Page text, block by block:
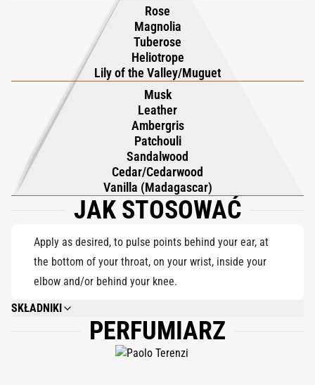
rozwija się bogata kwiatowa harmonia, w której magnolia,
tuberoza, konwalia, róża bułgarska i heliotrop splatają się w
hipnotycznym uścisku. Podstawą kompozycji są szlachetne
drzewa i żywice – australijskie drzewo sandałowe, cedr atlaski,
paczula singapurska i madagaskarska wanilia – wzbogacone
skórą, ambrą i piżmem. Arge to zapach magnetycznego piękna,
alchemia ziemi i nieba, która pozostawia niezapomniany,
świetlisty ślad.
Rose
Magnolia
Tuberose
Heliotrope
Lily of the Valley/Muguet
Musk
Leather
Ambergris
Patchouli
Sandalwood
Cedar/Cedarwood
Vanilla (Madagascar)
JAK STOSOWAĆ
Apply as desired, to pulse points behind your ear, at
the bottom of your throat, on your wrist, inside your
elbow and/or behind your knee.
SKŁADNIKI
ALCOHOL DENAT., PARFUM (FRAGRANCE), BENZYL SALICYLATE,
HYDROXYCITRONELLAL, COUMARIN, LINALOOL, BENZYL ALCOHOL,
LIMONENE, FARNESOL, BENZYL BENZOATE.
PERFUMIARZ